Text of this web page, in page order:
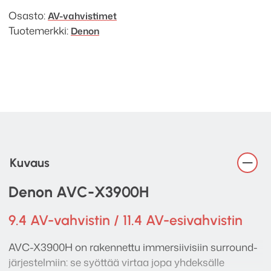
Osasto:AV-vahvistimet
Tuotemerkki: Denon
Kuvaus
Denon AVC-X3900H
9.4 AV-vahvistin / 11.4 AV-esivahvistin
AVC-X3900H on rakennettu immersiivisiin surround-
järjestelmiin: se syöttää virtaa jopa yhdeksälle